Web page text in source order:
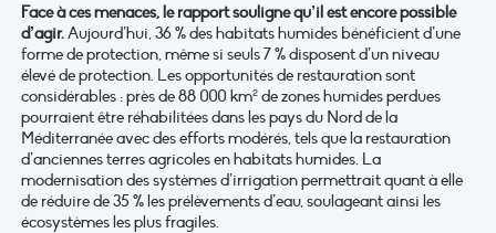
Face à ces menaces, le rapport souligne qu’il est encore possible
d’agir.Aujourd’hui, 36 % des habitats humides bénéficient d’une
forme de protection, même si seuls 7 % disposent d’un niveau
élevé de protection. Les opportunités de restauration sont
considérables : près de 88 000 km² de zones humides perdues
pourraient être réhabilitées dans les pays du Nord de la
Méditerranée avec des efforts modérés, tels que la restauration
d’anciennes terres agricoles en habitats humides. La
modernisation des systèmes d’irrigation permettrait quant à elle
de réduire de 35 % les prélèvements d’eau, soulageant ainsi les
écosystèmes les plus fragiles.